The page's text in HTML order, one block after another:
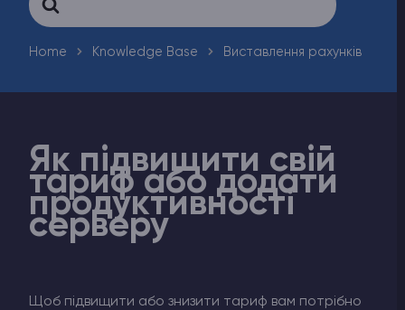
For
Home Knowledge Base Виставлення рахунків
Як підвищити свій
тариф або додати
продуктивності
серверу
Щоб підвищити або знизити тариф вам потрібно